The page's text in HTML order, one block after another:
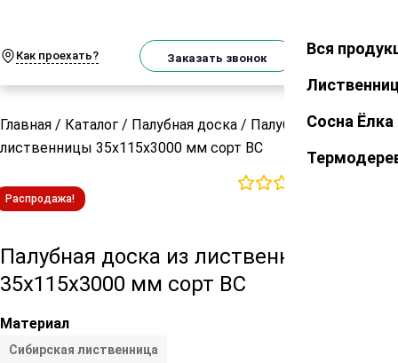
Как проехать? Заказать звонок Закрыть
Вся
Сосна Ёлка
Главная / Каталог / Палубная доска / Палубная доска из
лиственницы 35х115х3000 мм сорт ВС
Распродажа!
Палубная доска из лиственницы
35х115х3000 мм сорт ВС
Материал
Сибирская лиственница